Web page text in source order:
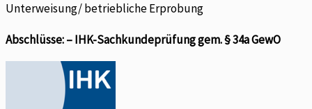
Unterweisung/ betriebliche Erprobung
Abschlüsse:–IHK-Sachkundeprüfung gem. § 34a GewO